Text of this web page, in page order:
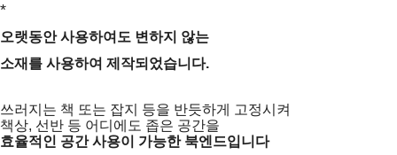
*
오랫동안 사용하여도 변하지 않는
소재를 사용하여 제작되었습니다.
쓰러지는 책 또는 잡지 등을 반듯하게 고정시켜
책상, 선반 등 어디에도 좁은 공간을
효율적인 공간 사용이 가능한 북엔드입니다